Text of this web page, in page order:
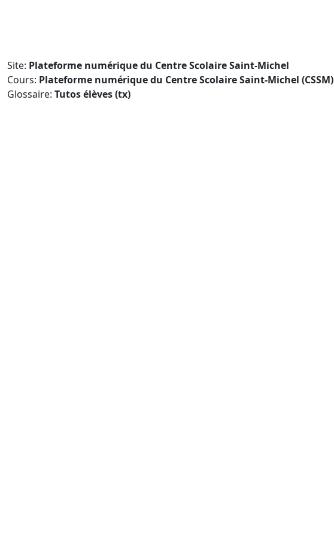
Site: Plateforme numérique du Centre Scolaire Saint-Michel
Cours: Plateforme numérique du Centre Scolaire Saint-Michel (CSSM)
Glossaire: Tutos élèves (tx)